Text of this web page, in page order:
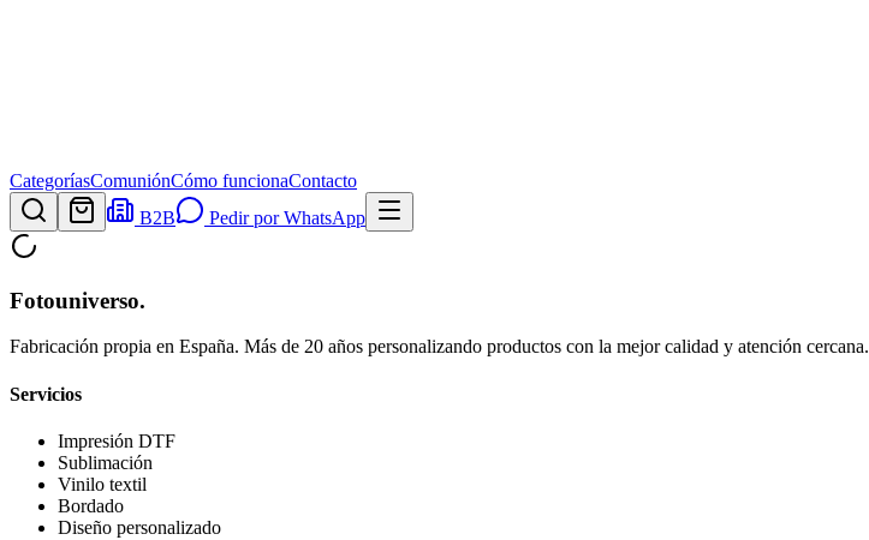
CategoríasComuniónCómo funcionaContacto
B2B
Pedir por WhatsApp
Fotouniverso.
Fabricación propia en España. Más de 20 años personalizando productos con la mejor calidad y atención cercana.
Servicios
Impresión DTF
Sublimación
Vinilo textil
Bordado
Diseño personalizado